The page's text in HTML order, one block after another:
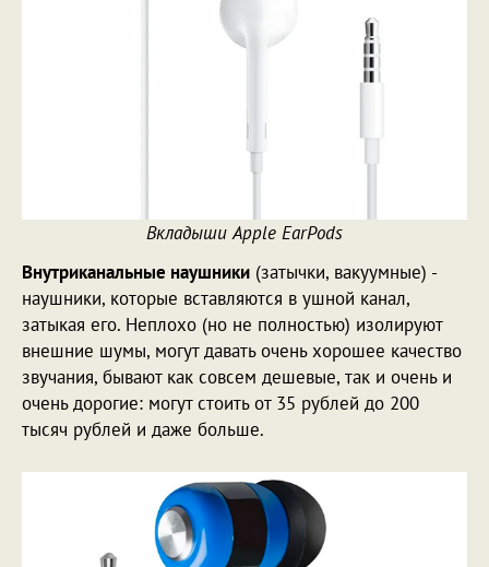
Вкладыши Apple EarPods
Внутриканальные наушники (затычки, вакуумные) -
наушники, которые вставляются в ушной канал,
затыкая его. Неплохо (но не полностью) изолируют
внешние шумы, могут давать очень хорошее качество
звучания, бывают как совсем дешевые, так и очень и
очень дорогие: могут стоить от 35 рублей до 200
тысяч рублей и даже больше.